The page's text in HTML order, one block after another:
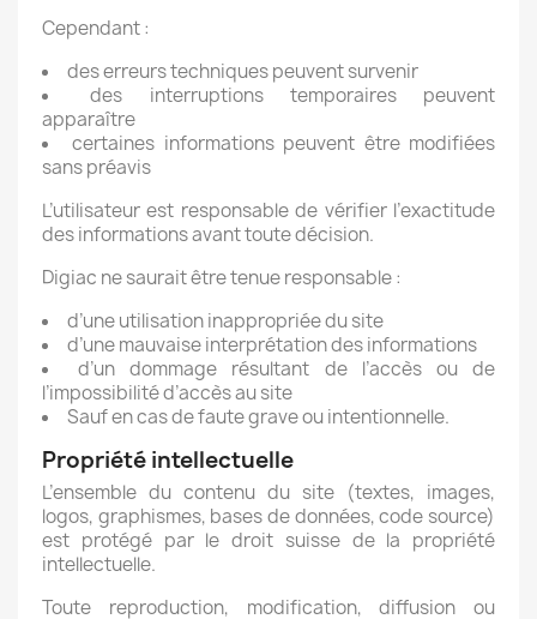
Cependant :
des erreurs techniques peuvent survenir
des interruptions temporaires peuvent
apparaître
certaines informations peuvent être modifiées
sans préavis
L’utilisateur est responsable de vérifier l’exactitude
des informations avant toute décision.
Digiac ne saurait être tenue responsable :
d’une utilisation inappropriée du site
d’une mauvaise interprétation des informations
d’un dommage résultant de l’accès ou de
l’impossibilité d’accès au site
Sauf en cas de faute grave ou intentionnelle.
Propriété intellectuelle
L’ensemble du contenu du site (textes, images,
logos, graphismes, bases de données, code source)
est protégé par le droit suisse de la propriété
intellectuelle.
Toute reproduction, modification, diffusion ou